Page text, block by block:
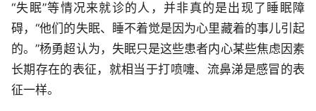
“失眠”等情况来就诊的人，并非真的是出现了睡眠障
碍，“他们的失眠、睡不着觉是因为心里藏着的事儿引起
的。”杨勇超认为，失眠只是这些患者内心某些焦虑因素
长期存在的表征，就相当于打喷嚏、流鼻涕是感冒的表
征一样。